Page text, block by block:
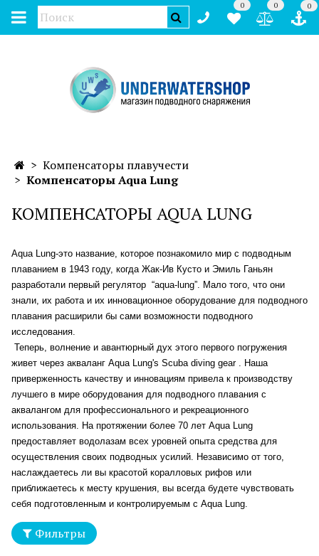
0 0 0
Компенсаторы плавучести
Компенсаторы Aqua Lung
КОМПЕНСАТОРЫ AQUA LUNG
Aqua Lung-это название, которое познакомило мир с подводным
плаванием в 1943 году, когда Жак-Ив Кусто и Эмиль Ганьян
разработали первый регулятор “aqua-lung”. Мало того, что они
знали, их работа и их инновационное оборудование для подводного
плавания расширили бы сами возможности подводного
исследования.
Теперь, волнение и авантюрный дух этого первого погружения
живет через акваланг Aqua Lung's Scuba diving gear
. Наша
приверженность качеству и инновациям привела к производству
лучшего в мире оборудования для подводного плавания с
аквалангом для профессионального и рекреационного
использования. На протяжении более 70 лет Aqua Lung
предоставляет водолазам всех уровней опыта средства для
осуществления своих подводных усилий. Независимо от того,
наслаждаетесь ли вы красотой коралловых рифов или
приближаетесь к месту крушения, вы всегда будете чувствовать
себя подготовленным и контролируемым с Aqua Lung.
Фильтры